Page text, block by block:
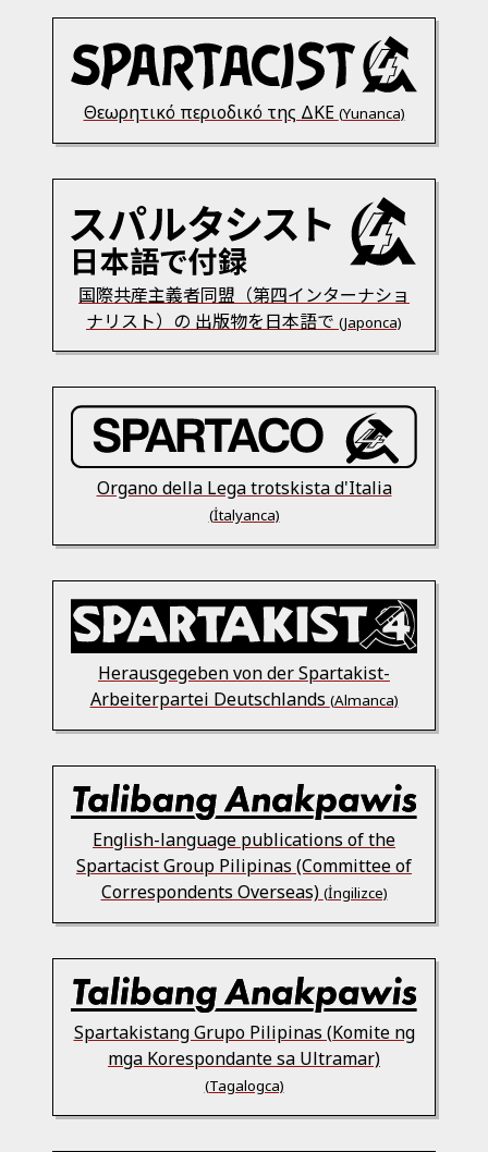
Θεωρητικό περιοδικό της ΔΚΕ (Yunanca)
国際共産主義者同盟（第四インターナショ
ナリスト）の 出版物を日本語で (Japonca)
Organo della Lega trotskista d'Italia
(İtalyanca)
Herausgegeben von der Spartakist-
Arbeiterpartei Deutschlands (Almanca)
English-language publications of the
Spartacist Group Pilipinas (Committee of
Correspondents Overseas) (İngilizce)
Spartakistang Grupo Pilipinas (Komite ng
mga Korespondante sa Ultramar)
(Tagalogca)